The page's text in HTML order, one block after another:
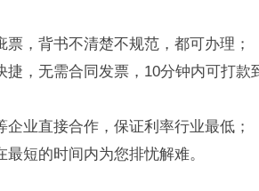
，背书不清楚不规范，都可办理；
捷，无需合同发票，10分钟内可打款
业直接合作，保证利率行业最低；
短的时间内为您排忧解难。